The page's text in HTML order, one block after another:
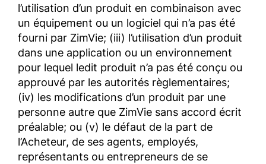
l’utilisation d’un produit en combinaison avec
un équipement ou un logiciel qui n’a pas été
fourni par ZimVie; (iii) l’utilisation d’un produit
dans une application ou un environnement
pour lequel ledit produit n’a pas été conçu ou
approuvé par les autorités règlementaires;
(iv) les modifications d’un produit par une
personne autre que ZimVie sans accord écrit
préalable; ou (v) le défaut de la part de
l’Acheteur, de ses agents, employés,
représentants ou entrepreneurs de se